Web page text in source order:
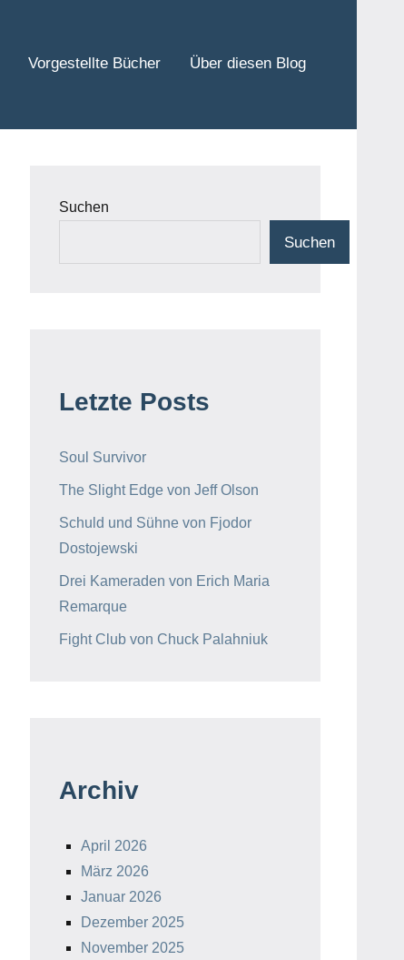
Vorgestellte Bücher Über diesen Blog
Suchen
Suchen
Letzte Posts
Soul Survivor
The Slight Edge von Jeff Olson
Schuld und Sühne von Fjodor
Dostojewski
Drei Kameraden von Erich Maria
Remarque
Fight Club von Chuck Palahniuk
Archiv
April 2026
März 2026
Januar 2026
Dezember 2025
November 2025